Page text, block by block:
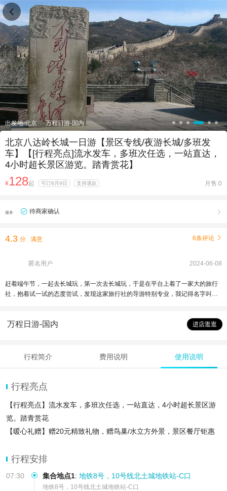
出发地:北京 万程日游-国内
北京八达岭长城一日游【景区专线/夜游长城/多班发
车】【[行程亮点]流水发车，多班次任选，一站直达，
4小时超长景区游览。踏青赏花】
¥128起 可订8月9日 支持退款 月售:0
服务 待商家确认 
4.3 分 满意 6条评论 
匿名用户 2024-06-08
赶着端午节，一起去长城玩，第一次去长城玩，于是在平台上着了一家大的旅行
社，抱着试一试的态度尝试，发现这家旅行社的导游特别专业，我记得名字叫刘
万程日游-国内 进店逛逛
行程简介 费用说明 使用说明
行程亮点
【行程亮点】流水发车，多班次任选，一站直达，4小时超长景区游
览。踏青赏花
【暖心礼赠】赠20元精致礼物，赠鸟巢/水立方外景，景区餐厅钜惠
【品质保障】真纯玩无套路，十年以上专业导游，轻松出游，全程毫
行程安排
07:30 集合地点1: 地铁8号，10号线北土城地铁站-C口
地铁8号，10号线北土城地铁站-C口
